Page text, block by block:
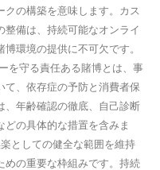
の構築を意味します。カス
整備は、持続可能なオンライ
環境の提供に不可欠です。
を守る責任ある賭博とは、事
て、依存症の予防と消費者保
、年齢確認の徹底、自己診断
の具体的な措置を含みま
としての健全な範囲を維持
めの重要な枠組みです。持続